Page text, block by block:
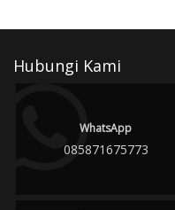
Hubungi Kami
WhatsApp
085871675773